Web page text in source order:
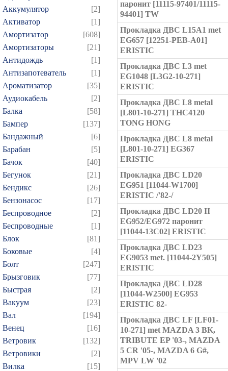
Аккумулятор
[2]
Активатор
[1]
Амортизатор
[608]
Амортизаторы
[21]
Антидождь
[1]
Антизапотеватель
[1]
Ароматизатор
[35]
Аудиокабель
[2]
Балка
[58]
Бампер
[137]
Бандажный
[6]
Барабан
[5]
Бачок
[40]
Бегунок
[21]
Бендикс
[26]
Бензонасос
[17]
Беспроводное
[2]
Беспроводные
[1]
Блок
[81]
Боковые
[4]
Болт
[247]
Брызговик
[77]
Быстрая
[2]
Вакуум
[23]
Вал
[194]
Венец
[16]
Ветровик
[132]
Ветровики
[2]
Вилка
[15]
паронит [11115-97401/11115-
94401] TW
Прокладка ДВС L15A1 met
EG657 [12251-PEB-A01]
ERISTIC
Прокладка ДВС L3 met
EG1048 [L3G2-10-271]
ERISTIC
Прокладка ДВС L8 metal
[L801-10-271] THC4120
TONG HONG
Прокладка ДВС L8 metal
[L801-10-271] EG367
ERISTIC
Прокладка ДВС LD20
EG951 [11044-W1700]
ERISTIC /'82-/
Прокладка ДВС LD20 II
EG952/EG972 паронит
[11044-13C02] ERISTIC
Прокладка ДВС LD23
EG9053 met. [11044-2Y505]
ERISTIC
Прокладка ДВС LD28
[11044-W2500] EG953
ERISTIC 82-
Прокладка ДВС LF [LF01-
10-271] met MAZDA 3 BK,
TRIBUTE EP '03-, MAZDA
5 CR '05-, MAZDA 6 G#,
MPV LW '02